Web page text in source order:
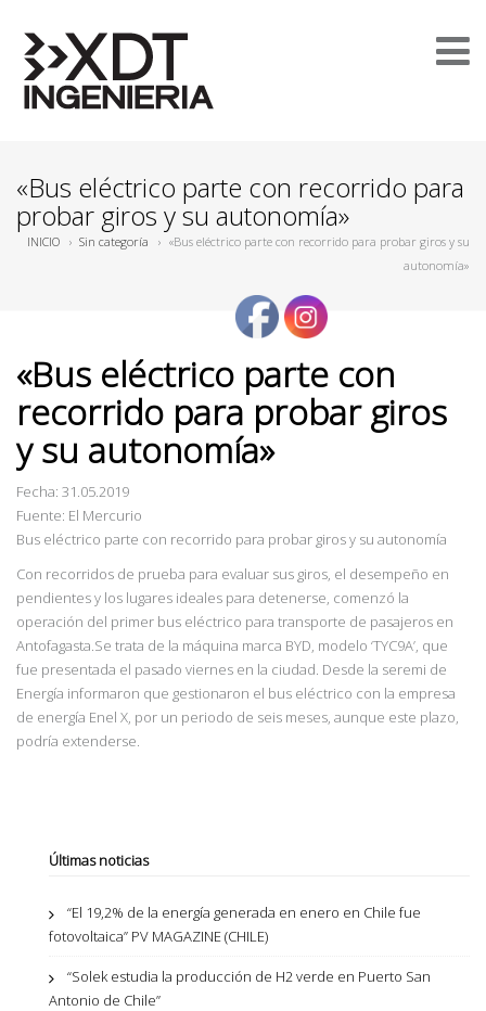
«Bus eléctrico parte con recorrido para
probar giros y su autonomía»
INICIO › Sin categoría › «Bus eléctrico parte con recorrido para probar giros y su
autonomía»
«Bus eléctrico parte con
recorrido para probar giros
y su autonomía»
Fecha: 31.05.2019
Fuente: El Mercurio
Bus eléctrico parte con recorrido para probar giros y su autonomía
Con recorridos de prueba para evaluar sus giros, el desempeño en
pendientes y los lugares ideales para detenerse, comenzó la
operación del primer bus eléctrico para transporte de pasajeros en
Antofagasta.Se trata de la máquina marca BYD, modelo ‘TYC9A’, que
fue presentada el pasado viernes en la ciudad. Desde la seremi de
Energía informaron que gestionaron el bus eléctrico con la empresa
de energía Enel X, por un periodo de seis meses, aunque este plazo,
podría extenderse.
Últimas noticias
“El 19,2% de la energía generada en enero en Chile fue
fotovoltaica” PV MAGAZINE (CHILE)
“Solek estudia la producción de H2 verde en Puerto San
Antonio de Chile”